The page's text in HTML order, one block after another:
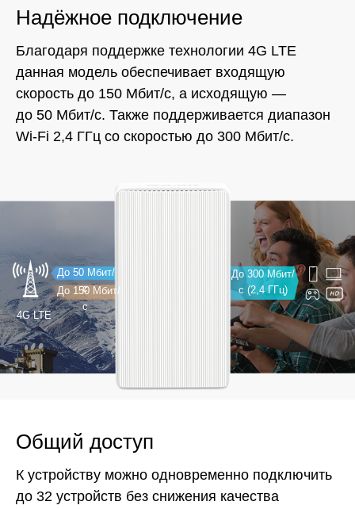
Надёжное подключение
Благодаря поддержке технологии 4G LTE
данная модель обеспечивает входящую
скорость до 150 Мбит/с, а исходящую —
до 50 Мбит/с. Также поддерживается диапазон
Wi‑Fi 2,4 ГГц со скоростью до 300 Мбит/с.
До 50 Мбит/
с
До 150 Мбит/
с
4G LTE
До 300 Мбит/
с (2,4 ГГц)
Общий доступ
К устройству можно одновременно подключить
до 32 устройств без снижения качества